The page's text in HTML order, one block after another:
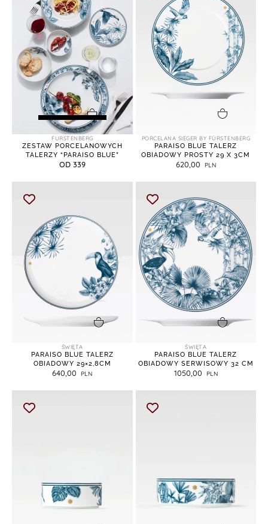
wybierz opcje
FURSTENBERG
ZESTAW PORCELANOWYCH
TALERZY “PARAISO BLUE”
OD 339
PORCELANA SIEGER BY FÜRSTENBERG
PARAISO BLUE TALERZ
OBIADOWY PROSTY 29 X 3CM
620,00
dodaj do koszyka
ŚWIĘTA
PARAISO BLUE TALERZ
OBIADOWY 29×2,8CM
640,00
dodaj do koszyka
ŚWIĘTA
PARAISO BLUE TALERZ
OBIADOWY SERWISOWY 32 CM
1050,00